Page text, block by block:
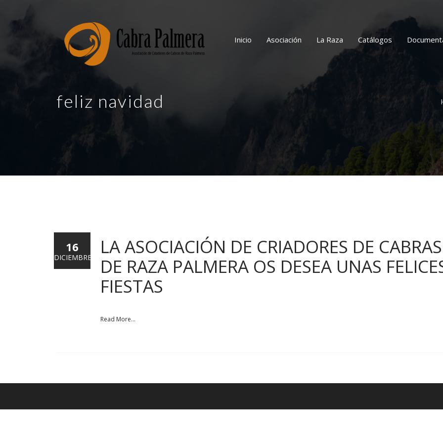
Inicio Asociación La Raza Catálogos
feliz navidad
LA ASOCIACIÓN DE CRIADORES DE CABRAS
DE RAZA PALMERA OS DESEA UNAS
FIESTAS
Read More...
16
DICIEMBRE